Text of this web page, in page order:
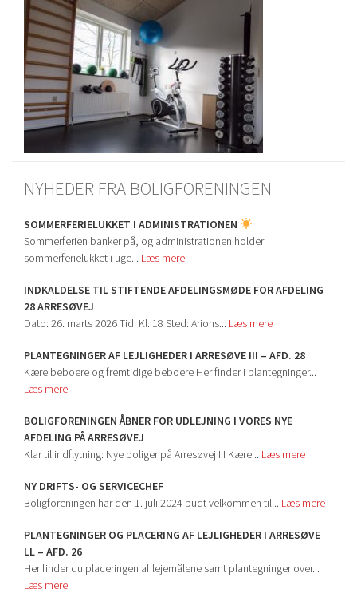
NYHEDER FRA BOLIGFORENINGEN
SOMMERFERIELUKKET I ADMINISTRATIONEN
Sommerferien banker på, og administrationen holder
sommerferielukket i uge... Læs mere
INDKALDELSE TIL STIFTENDE AFDELINGSMØDE FOR AFDELING
28 ARRESØVEJ
Dato: 26. marts 2026 Tid: Kl. 18 Sted: Arions... Læs mere
PLANTEGNINGER AF LEJLIGHEDER I ARRESØVE III – AFD. 28
Kære beboere og fremtidige beboere Her finder I plantegninger...
Læs mere
BOLIGFORENINGEN ÅBNER FOR UDLEJNING I VORES NYE
AFDELING PÅ ARRESØVEJ
Klar til indflytning: Nye boliger på Arresøvej III Kære... Læs mere
NY DRIFTS- OG SERVICECHEF
Boligforeningen har den 1. juli 2024 budt velkommen til... Læs mere
PLANTEGNINGER OG PLACERING AF LEJLIGHEDER I ARRESØVE
LL – AFD. 26
Her finder du placeringen af lejemålene samt plantegninger over...
Læs mere